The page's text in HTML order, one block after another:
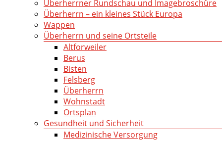
Überherrner Rundschau und Imagebroschüre
Überherrn – ein kleines Stück Europa
Wappen
Überherrn und seine Ortsteile
Altforweiler
Berus
Bisten
Felsberg
Überherrn
Wohnstadt
Ortsplan
Gesundheit und Sicherheit
Medizinische Versorgung